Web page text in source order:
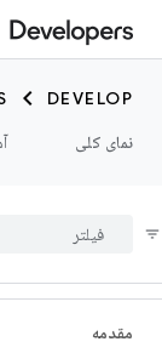
DEVELOP
نمای کلی
مقدمه